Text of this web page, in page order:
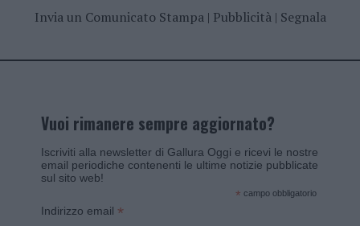
Invia un Comunicato Stampa| Pubblicità| Segnala
Vuoi rimanere sempre aggiornato?
Iscriviti alla newsletter di Gallura Oggi e ricevi le nostre
email periodiche contenenti le ultime notizie pubblicate
sul sito web!
* campo obbligatorio
Indirizzo email *